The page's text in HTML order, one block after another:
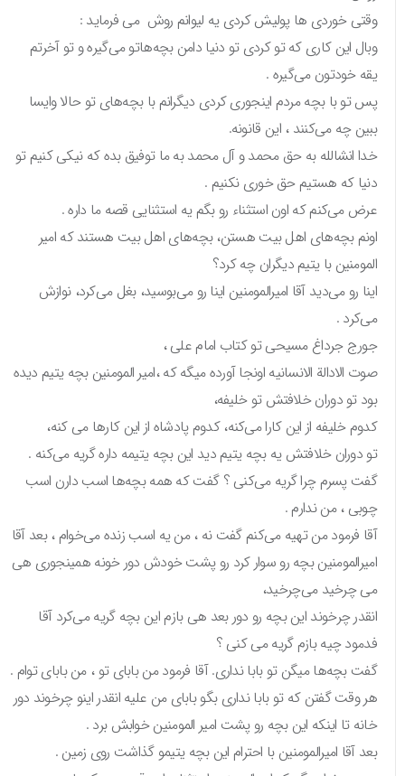
وقتی خوردی‌ ها پولیش کردی یه لیوانم روش می فرماید :
وبال این کاری که تو کردی تو دنیا دامن بچه‌هاتو می‌گیره و تو آخرتم
یقه خودتون می‌گیره .
پس تو با بچه مردم اینجوری کردی دیگرانم با بچه‌های تو حالا وایسا
ببین چه می‌کنند ، این قانونه.
خدا انشالله به حق محمد و آل محمد به ما توفیق بده که نیکی کنیم تو
دنیا که هستیم حق خوری نکنیم .
عرض می‌کنم که اون استثناء رو بگم یه استثنایی قصه ما داره .
اونم بچه‌های اهل بیت هستن، بچه‌های اهل بیت هستند که امیر
المومنین با یتیم دیگران چه کرد؟
اینا رو می‌دید آقا امیرالمومنین اینا رو می‌بوسید، بغل می‌کرد، نوازش
می‌کرد .
جورج جرداغ مسیحی تو کتاب امام علی ،
صوت الادالة الانسانیه اونجا آورده میگه که ،امیر المومنین بچه یتیم دیده
بود تو دوران خلافتش تو خلیفه،
کدوم خلیفه از این کارا می‌کنه، کدوم پادشاه از این کارها می کنه،
تو دوران خلافتش یه بچه یتیم دید این بچه یتیمه داره گریه می‌کنه .
گفت پسرم چرا گریه می‌کنی ؟ گفت که همه بچه‌ها اسب دارن اسب
چوبی ، من ندارم .
آقا فرمود من تهیه می‌کنم گفت نه ، من یه اسب زنده می‌خوام ، بعد آقا
امیرالمومنین بچه رو سوار کرد رو پشت خودش دور خونه همینجوری هی
می چرخید می‌چرخید،
انقدر چرخوند این بچه رو دور بعد هی بازم این بچه گریه می‌کرد آقا
فدمود چیه بازم گریه می کنی ؟
گفت بچه‌ها میگن تو بابا نداری. آقا فرمود من بابای تو ، من بابای توام .
هر وقت گفتن که تو بابا نداری بگو بابای من علیه انقدر اینو چرخوند دور
خانه تا اینکه این بچه رو پشت امیر المومنین خوابش برد .
بعد آقا امیرالمومنین با احترام این بچه یتیمو گذاشت روی زمین .